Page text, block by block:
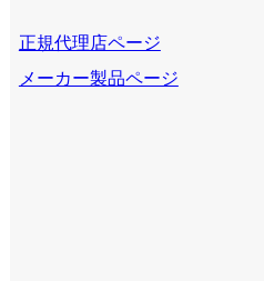
正規代理店ページ
メーカー製品ページ